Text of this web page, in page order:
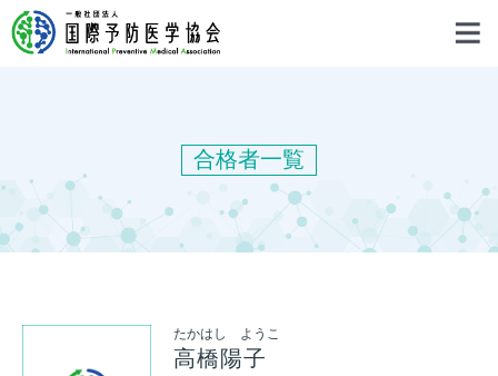
合格者一覧
たかはし ようこ
高橋陽子